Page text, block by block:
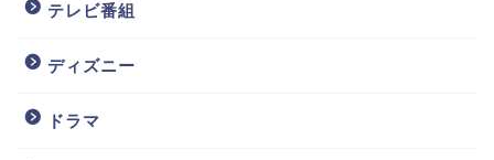
テレビ番組
ディズニー
ドラマ